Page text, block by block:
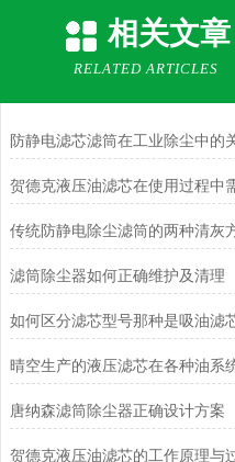
相关文章
RELATED ARTICLES
传统防静电除尘滤筒的两种清灰
滤筒除尘器如何正确维护及清理
唐纳森滤筒除尘器正确设计方案